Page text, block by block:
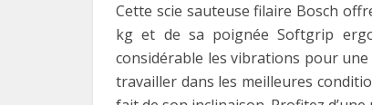
Cette scie sauteuse filaire Bosch
kg et de sa poignée Softgrip
considérable les vibrations pour
travailler dans les meilleures